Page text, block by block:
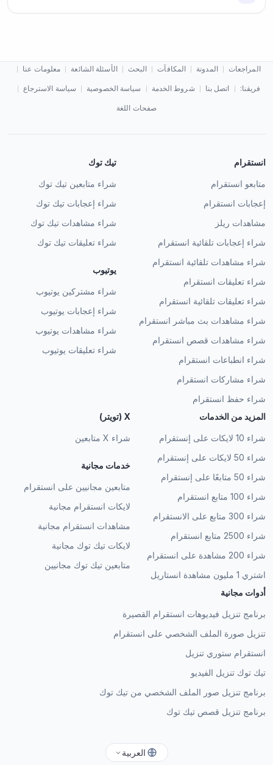
المراجعات المدونة المكافآت البحث الأسئلة الشائعة معلومات عنا
فريقنا: اتصل بنا شروط الخدمة سياسة الخصوصية سياسة الاسترجاع
صفحات اللغة
انستقرام
متابعو انستقرام
إعجابات انستقرام
مشاهدات ريلز
شراء إعجابات تلقائية انستقرام
شراء مشاهدات تلقائية انستقرام
شراء تعليقات انستقرام
شراء تعليقات تلقائية انستقرام
شراء مشاهدات بث مباشر انستقرام
شراء مشاهدات قصص انستقرام
شراء انطباعات انستقرام
شراء مشاركات انستقرام
شراء حفظ انستقرام
تيك توك
شراء متابعين تيك توك
شراء إعجابات تيك توك
شراء مشاهدات تيك توك
شراء تعليقات تيك توك
يوتيوب
شراء مشتركين يوتيوب
شراء إعجابات يوتيوب
شراء مشاهدات يوتيوب
شراء تعليقات يوتيوب
المزيد من الخدمات
شراء 10 لايكات على إنستقرام
شراء 50 لايكات على إنستقرام
شراء 50 متابعًا على إنستقرام
شراء 100 متابع انستقرام
شراء 300 متابع على الانستقرام
شراء 2500 متابع انستقرام
شراء 200 مشاهدة على انستقرام
اشتري 1 مليون مشاهدة انستاريل
X (تويتر)
شراء X متابعين
خدمات مجانية
متابعين مجانيين على انستقرام
لايكات انستقرام مجانية
مشاهدات انستقرام مجانية
لايكات تيك توك مجانية
متابعين تيك توك مجانيين
أدوات مجانية
برنامج تنزيل فيديوهات انستقرام القصيرة
تنزيل صورة الملف الشخصي على انستقرام
انستقرام ستوري تنزيل
تيك توك تنزيل الفيديو
برنامج تنزيل صور الملف الشخصي من تيك توك
برنامج تنزيل قصص تيك توك
العربية